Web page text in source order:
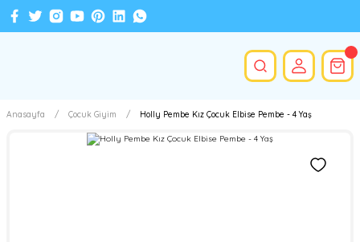
Anasayfa Çocuk Giyim Holly Pembe Kız Çocuk Elbise Pembe - 4 Yaş